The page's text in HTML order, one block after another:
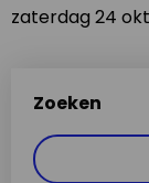
zaterdag 24
Zoeken